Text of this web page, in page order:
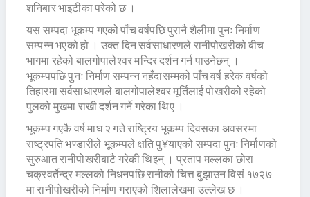
शनिबार भाइटीका परेको छ ।
यस सम्पदा भूकम्प गएको पाँच वर्षपछि पुरानै शैलीमा पुनः निर्माण
सम्पन्न भएको हो । उक्त दिन सर्वसाधारणले रानीपोखरीको बीच
भागमा रहेको बालगोपालेश्वर मन्दिर दर्शन गर्न पाउनेछन् ।
भूकम्पपछि पुनः निर्माण सम्पन्न नहँदासम्मको पाँच वर्ष हरेक वर्षको
तिहारमा सर्वसाधारणले बालगोपालेश्वर मूर्तिलाई पोखरीको रहेको
पुलको मुखमा राखी दर्शन गर्ने गरेका थिए ।
भूकम्प गएकै वर्ष माघ २ गते राष्ट्रिय भूकम्प दिवसका अवसरमा
राष्ट्रपति भण्डारीले भूकम्पले क्षति पु¥याएको सम्पदा पुनः निर्माणको
सुरुआत रानीपोखरीबाटै गरेकी थिइन् । प्रताप मल्लका छोरा
चक्रवर्तेन्द्र मल्लको निधनपछि रानीको चित्त बुझाउन विसं १७२७
मा रानीपोखरीको निर्माण गराएको शिलालेखमा उल्लेख छ ।